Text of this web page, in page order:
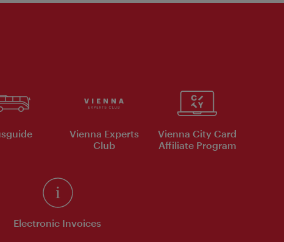
Vienna Experts
Club
Vienna City Card
Affiliate Program
Electronic Invoices